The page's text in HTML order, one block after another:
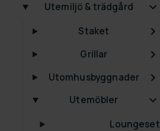
Utemiljö & trädgård
Staket
Grillar
Utomhusbyggnader
Utemöbler
Loungeset